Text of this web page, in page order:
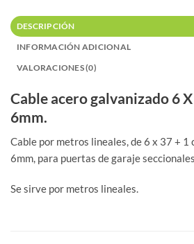
DESCRIPCIÓN
INFORMACIÓN ADICIONAL
VALORACIONES (0)
Cable acero galvanizado 6
6mm.
Cable por metros lineales, de 6 x 37 + 1
6mm, para puertas de garaje
Se sirve por metros lineales.